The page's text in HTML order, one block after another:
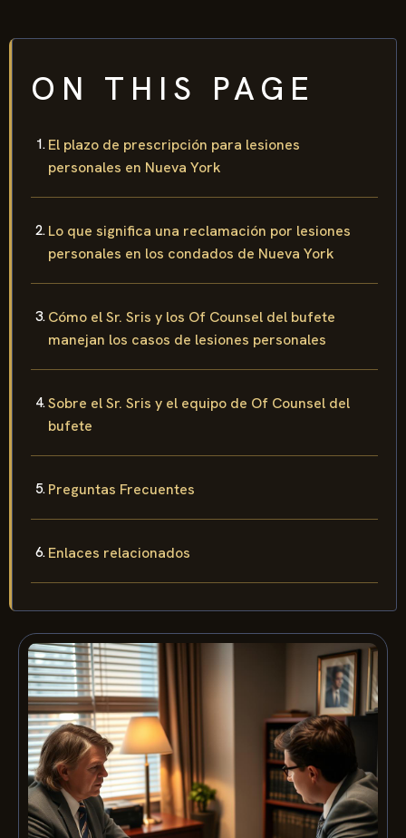
ON THIS PAGE
El plazo de prescripción para lesiones
personales en Nueva York
Lo que significa una reclamación por lesiones
personales en los condados de Nueva York
Cómo el Sr. Sris y los Of Counsel del bufete
manejan los casos de lesiones personales
Sobre el Sr. Sris y el equipo de Of Counsel del
bufete
Preguntas Frecuentes
Enlaces relacionados